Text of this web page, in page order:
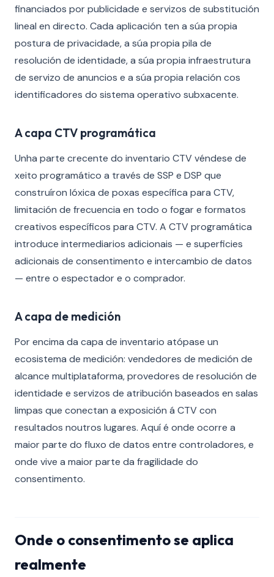
financiados por publicidade e servizos de substitución
lineal en directo. Cada aplicación ten a súa propia
postura de privacidade, a súa propia pila de
resolución de identidade, a súa propia infraestrutura
de servizo de anuncios e a súa propia relación cos
identificadores do sistema operativo subxacente.
A capa CTV programática
Unha parte crecente do inventario CTV véndese de
xeito programático a través de SSP e DSP que
construíron lóxica de poxas específica para CTV,
limitación de frecuencia en todo o fogar e formatos
creativos específicos para CTV. A CTV programática
introduce intermediarios adicionais — e superficies
adicionais de consentimento e intercambio de datos
— entre o espectador e o comprador.
A capa de medición
Por encima da capa de inventario atópase un
ecosistema de medición: vendedores de medición de
alcance multiplataforma, provedores de resolución de
identidade e servizos de atribución baseados en salas
limpas que conectan a exposición á CTV con
resultados noutros lugares. Aquí é onde ocorre a
maior parte do fluxo de datos entre controladores, e
onde vive a maior parte da fragilidade do
consentimento.
Onde o consentimento se aplica
realmente